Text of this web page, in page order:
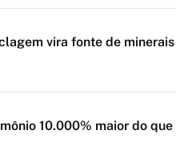
vira fonte de minerais
10.000% maior do que